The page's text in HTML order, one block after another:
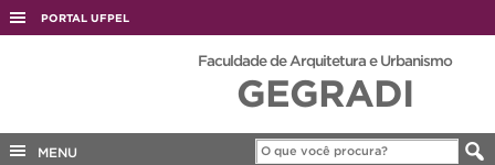
PORTAL UFPEL
Faculdade de Arquitetura e Urbanismo
GEGRADI
MENU